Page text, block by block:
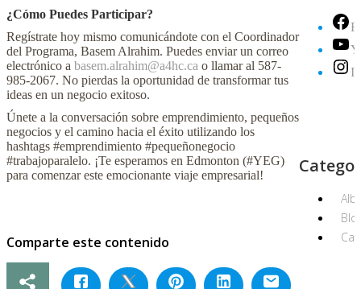
¿Cómo Puedes Participar?
Regístrate hoy mismo comunicándote con el Coordinador
del Programa, Basem Alrahim. Puedes enviar un correo
electrónico a basem.alrahim@a4hc.ca o llamar al 587-
985-2067. No pierdas la oportunidad de transformar tus
ideas en un negocio exitoso.
Únete a la conversación sobre emprendimiento, pequeños
negocios y el camino hacia el éxito utilizando los
hashtags #emprendimiento #pequeñonegocio
#trabajoparalelo. ¡Te esperamos en Edmonton (#YEG)
para comenzar este emocionante viaje empresarial!
Comparte este contenido